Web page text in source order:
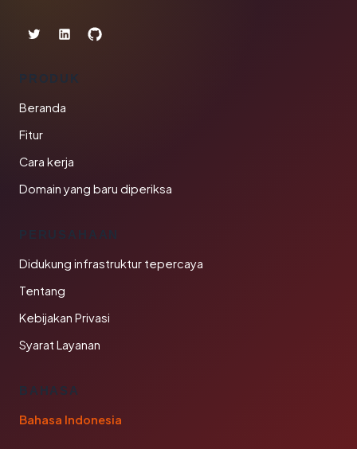
PRODUK
Beranda
Fitur
Cara kerja
Domain yang baru diperiksa
PERUSAHAAN
Didukung infrastruktur tepercaya
Tentang
Kebijakan Privasi
Syarat Layanan
BAHASA
Bahasa Indonesia